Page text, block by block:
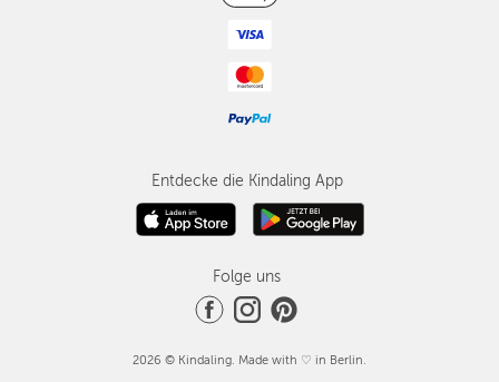
Entdecke die Kindaling App
Folge uns
2026 © Kindaling. Made with ♡ in Berlin.